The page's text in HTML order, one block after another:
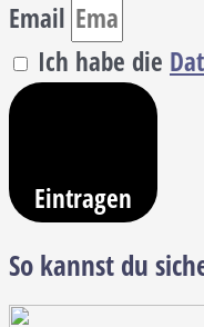
Email
Ich habe die
Eintragen
So kannst du